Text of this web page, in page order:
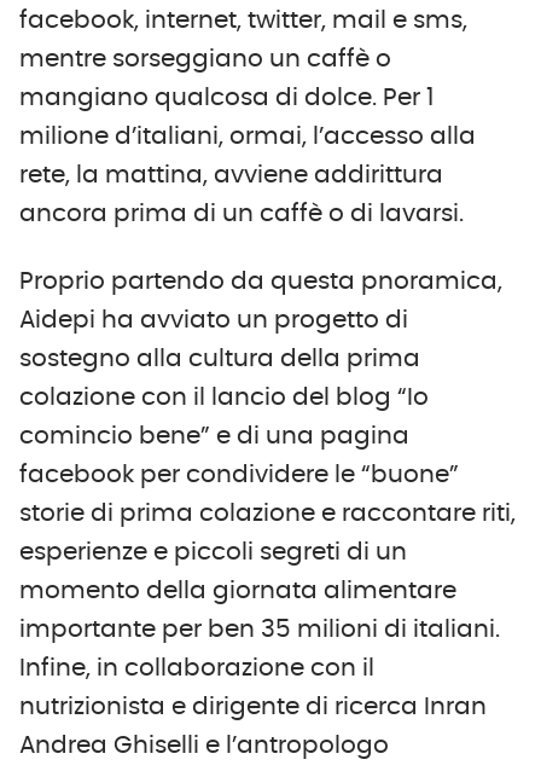
facebook, internet, twitter, mail e sms,
mentre sorseggiano un caffè o
mangiano qualcosa di dolce. Per 1
milione d’italiani, ormai, l’accesso alla
rete, la mattina, avviene addirittura
ancora prima di un caffè o di lavarsi.
Proprio partendo da questa pnoramica,
Aidepi ha avviato un progetto di
sostegno alla cultura della prima
colazione con il lancio del blog “Io
comincio bene” e di una pagina
facebook per condividere le “buone”
storie di prima colazione e raccontare riti,
esperienze e piccoli segreti di un
momento della giornata alimentare
importante per ben 35 milioni di italiani.
Infine, in collaborazione con il
nutrizionista e dirigente di ricerca Inran
Andrea Ghiselli e l’antropologo